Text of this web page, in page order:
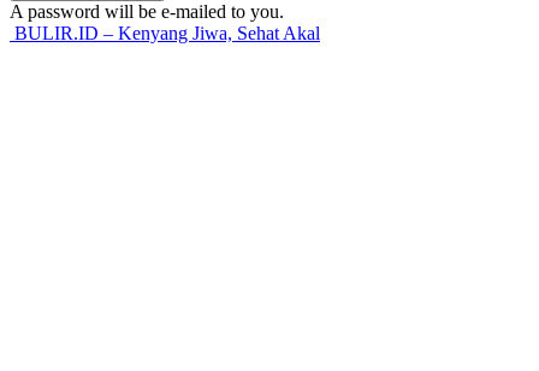
A password will be e-mailed to you.
BULIR.ID – Kenyang Jiwa, Sehat Akal